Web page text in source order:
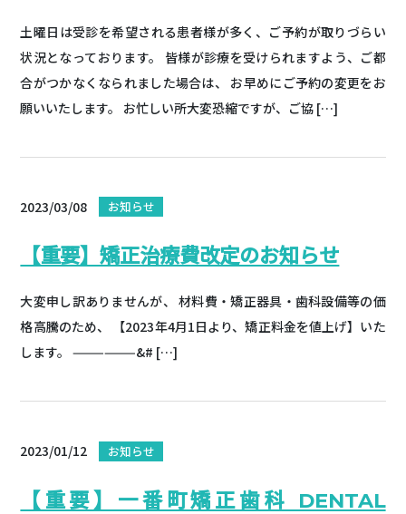
土曜日は受診を希望される患者様が多く、ご予約が取りづらい
状況となっております。 皆様が診療を受けられますよう、ご都
合がつかなくなられました場合は、 お早めにご予約の変更をお
願いいたします。 お忙しい所大変恐縮ですが、ご協 […]
2023/03/08 お知らせ
【重要】矯正治療費改定のお知らせ
大変申し訳ありませんが、 材料費・矯正器具・歯科設備等の価
格高騰のため、 【2023年4月1日より、矯正料金を値上げ】いた
します。 ——————&# […]
2023/01/12 お知らせ
【重要】一番町矯正歯科 DENTAL